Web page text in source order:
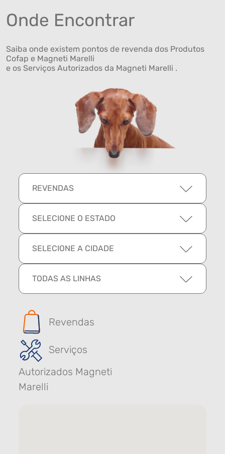
Onde Encontrar
Saiba onde existem pontos de revenda dos Produtos
Cofap e Magneti Marelli
e os Serviços Autorizados da Magneti Marelli .
REVENDAS
SELECIONE O ESTADO
SELECIONE A CIDADE
TODAS AS LINHAS
Revendas
Serviços
Autorizados Magneti
Marelli